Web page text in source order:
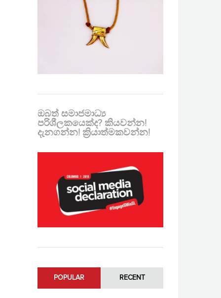
ඔබත් සමාජමාධ්‍ය
පරිශීලකයෙක්ද? කියවන්න!
දැනගන්න! ක්‍රියාත්මකවන්න!
POPULAR RECENT